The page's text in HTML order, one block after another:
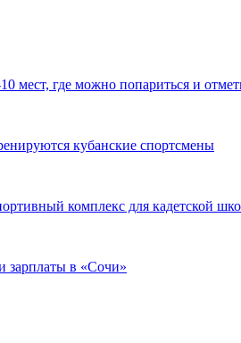
мест, где можно попариться и
кубанские спортсмены
комплекс для кадетской
зарплаты в «Сочи»